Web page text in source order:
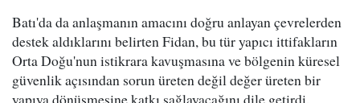
Batı'da da anlaşmanın amacını doğru anlayan çevrelerden
destek aldıklarını belirten Fidan, bu tür yapıcı ittifakların
Orta Doğu'nun istikrara kavuşmasına ve bölgenin küresel
güvenlik açısından sorun üreten değil değer üreten bir
yapıya dönüşmesine katkı sağlayacağını dile getirdi.